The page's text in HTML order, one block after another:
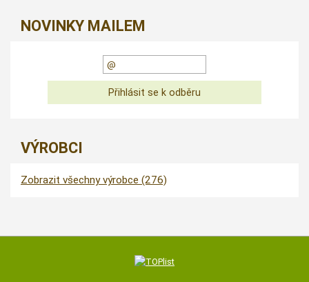
NOVINKY MAILEM
VÝROBCI
Zobrazit všechny výrobce (276)